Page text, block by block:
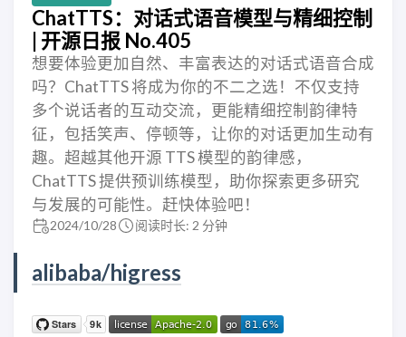
ChatTTS：对话式语音模型与精细控制
| 开源日报 No.405
想要体验更加自然、丰富表达的对话式语音合成
吗？ChatTTS 将成为你的不二之选！不仅支持
多个说话者的互动交流，更能精细控制韵律特
征，包括笑声、停顿等，让你的对话更加生动有
趣。超越其他开源 TTS 模型的韵律感，
ChatTTS 提供预训练模型，助你探索更多研究
与发展的可能性。赶快体验吧！
2024/10/28 阅读时长: 2 分钟
alibaba/higress